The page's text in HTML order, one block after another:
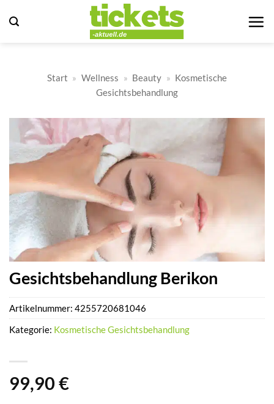
Inhalt
Start » Wellness » Beauty » Kosmetische
Gesichtsbehandlung
Gesichtsbehandlung Berikon
99,90 €
Artikelnummer: 4255720681046
Kategorie: Kosmetische Gesichtsbehandlung